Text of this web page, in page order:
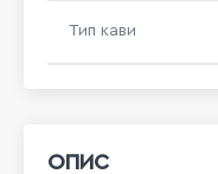
ОПИС
Тип кави